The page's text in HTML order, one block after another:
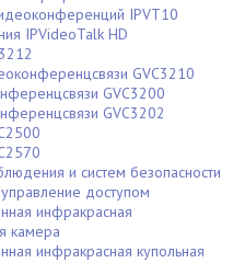
IPVT10
IPVideoTalk HD
GVC3210
GVC3200
GVC3202
и систем безопасности
доступом
инфракрасная
камера
инфракрасная купольная